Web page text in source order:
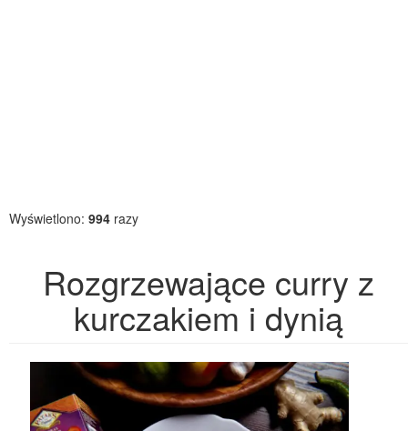
Wyświetlono: 994 razy
Rozgrzewające curry z
kurczakiem i dynią